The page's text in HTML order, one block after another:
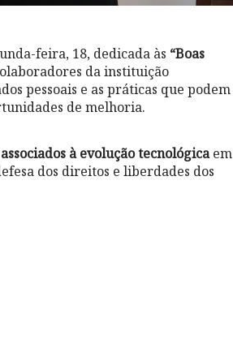
feira, 18, dedicada às “Boas
da instituição
pessoais e as práticas que podem
de melhoria.
à evolução tecnológicaem
dos direitos e liberdades dos